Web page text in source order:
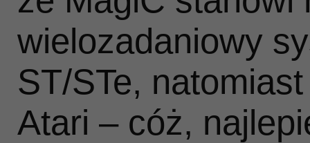
wielozadaniowy
ST/STe,
Atari – cóż,